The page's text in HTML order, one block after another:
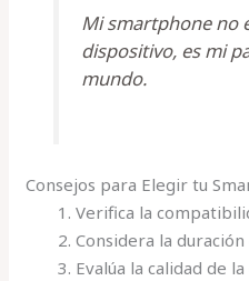
Mi smartphone no
dispositivo, es mi
mundo.
Consejos para Elegir tu
Verifica la
Considera la
Evalúa la calidad de